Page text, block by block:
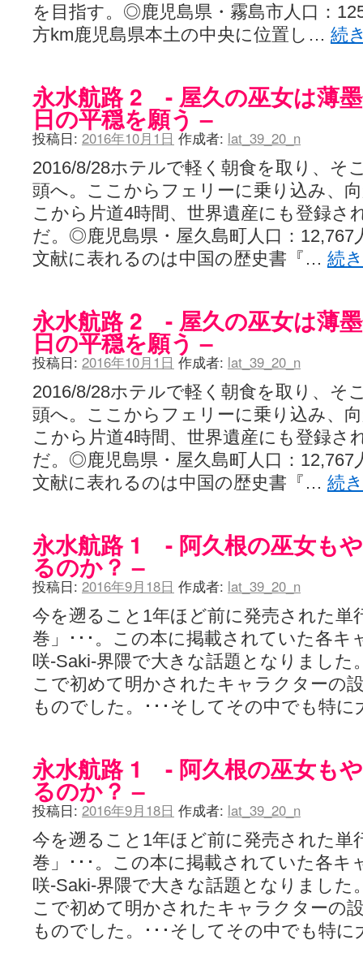
咲めも！ / ニワチョコ、尊い。 (04:23)
ＳＳＳ（咲ＳＳ）感想ブログ / 【SSS】憩 -Kei- 全国編第２２局『流局
ひまじんひまんじ / 読書の秋、と言います故 (08:00)
かえんだん - 咲-Saki- / 朱里「そげなこつ私がやっておきますから！
Saki-1 グランプリ ～咲ワン～ / しわが誕生することは老化現象だと
木と木と木 - 咲-saki- / 新道寺の本
ヤンデレ・狂気の百合SSブログ / 【咲-Saki-SS：久咲】そして私たち
迷子の坊やのみちくさ日記 / 【連載感想】宮永照についてのあれこれ
私的素敵ジャンク / [咲-Saki-] 咲-Saki-第168局［端緒］感想 (16:58)
麻雀自由帳 - 咲-Saki- / 咲-Saki-第168局[端緒]感想 照-Teru- 追憶編第
LAT. 39°20' N - 咲-Saki- / 永水航路 3 - 霧島の姫は、深山幽谷の頂で
エトピリカ!! - 咲-saki- / 咲-Saki-16巻 シノハユ7巻表紙予想 (11:05)
ニワカSakiファンの部屋 - 咲-Saki- / 咲の実写化について（再）
低姿勢ニワカの麻雀 / マイナーカップリングSS感想 (07:31)
Hinamado blog - 咲-Saki- / リハビリテーション (04:56)
咲-Saki-.長野編をにょろんと見てみるブログ - 咲-Saki- / 第143局[応変]
まったり咲SS他ブログ - 咲-Saki- / 照と洋榎のANN第9回 (09:00)
咲-Saki-カツゲン備忘録 / 咲-Saki-154局 【奮起】 マジかー！
百合っぽいぶろぐ - 咲-Saki- / シノハユ the down of age 5巻
妥当麻雀界ブログ / コミックマーケット８９に参加します (11:00)
咲-saki-速報 / 一時休止のお知らせ (08:26)
ふわふわな記憶 / 1
咲っ考 / 何故咲は大将で、照は先鋒なのか？ (15:20)
Danas je lep dan. / [咲-Saki-]もしインターハイのルールが鷲巣麻雀だ
ぴゅーく☆すてっぷ - 咲-Saki- / ブログ終了のお知らせ
(12:51)
What You Mean ? - 咲-Saki- / 第2回清澄エリア聖地巡礼ツアーレポート
乱れ雪月花 - 咲-Saki- / ブログ終了のお知らせ：今までありがとうござ
YUKARI / 【宥菫】 ＳＳ更新とお知らせ 【松実宥誕記念ＳＳ】
アルカ茄子 / 戒能物怪録 キングとはいったい誰なのか？
竹ブログ - 咲-Saki- / 【咲-Saki-】ゲームが待ち遠しい件
SSSSS(-saki-しゃーぷしゅーとしょーとすとーりー) - 咲-saki- / 豊
せのたけくらべ - 咲-Saki- / 咲さんのやり方で就活をやってみよう
咏-Uta-ブログ編 - 咲-Saki- / 黄色い封筒が届いた(・∀・) (12:30)
チャウチャウちゃうんちゃうん - 咲-Saki- / 吉野の千本桜を見に行き
気分次第。 - 咲-Saki- / シノハユ 第3巻 感想
(07:42)
あこしず日和！ - 咲-Saki- / 咲-Saki-阿知賀編Blu-rayBOX 購入 (01:00)
ニワカ王者 / 【アニメ記事】咲-Saki- 立先生のコメントを取り上げる
のよーなのよー - 咲-Saki- / 咲十夜 第四夜 (11:00)
Yaranakya » 咲-Saki- / 国際最萌リーグは園城寺怜ちゃんに一票を入れ
りりーがーる（仮） / 虎姫 カラオケ編っぽい小ネタ
(10:29)
洋榎-youka- / お知らせ (11:19)
おっきするー咲ブログ / side-A VS side-B 野球対決
フリテンリーチで流して / 姫松高校についてのいくらかの考察
飛鳥の巣 - 咲-Saki- / 咲キャラがギタリストだったら...【風越編】
遊び半分 / もうすぐ８月も終わり (16:03)
咲-Saki-ほんだし / 咲-Saki- 第128局 「涼風」 感想 (11:54)
咲-Saki-麻雀録 / 台風に強そうな咲キャラ (05:45)
君の友達。 / マイ・フェア・レディ (12:49)
ぽっこぬ / 咲絵ログ2
妄言郷 / 咲-Saki- 第129局「契機」感想 (16:01)
を目指す。◎鹿児島県・霧島市人口：
方km鹿児島県本土の中央に位置し… 続
永水航路 2 - 屋久の巫女は薄
日の平穏を願う –
投稿日: 2016年10月1日 作成者: lat_39_20_n
2016/8/28ホテルで軽く朝食を取り、そ
頭へ。ここからフェリーに乗り込み、
こから片道4時間、世界遺産にも登録さ
だ。◎鹿児島県・屋久島町人口：12,767
文献に表れるのは中国の歴史書『… 続
永水航路 2 - 屋久の巫女は薄
日の平穏を願う –
投稿日: 2016年10月1日 作成者: lat_39_20_n
2016/8/28ホテルで軽く朝食を取り、そ
頭へ。ここからフェリーに乗り込み、
こから片道4時間、世界遺産にも登録さ
だ。◎鹿児島県・屋久島町人口：12,767
文献に表れるのは中国の歴史書『… 続
永水航路 1 - 阿久根の巫女も
るのか？ –
投稿日: 2016年9月18日 作成者: lat_39_20_n
今を遡ること1年ほど前に発売された単
巻」･･･。この本に掲載されていた各キ
咲-Saki-界隈で大きな話題となりました
こで初めて明かされたキャラクターの
ものでした。･･･そしてその中でも特
永水航路 1 - 阿久根の巫女も
るのか？ –
投稿日: 2016年9月18日 作成者: lat_39_20_n
今を遡ること1年ほど前に発売された単
巻」･･･。この本に掲載されていた各キ
咲-Saki-界隈で大きな話題となりました
こで初めて明かされたキャラクターの
ものでした。･･･そしてその中でも特